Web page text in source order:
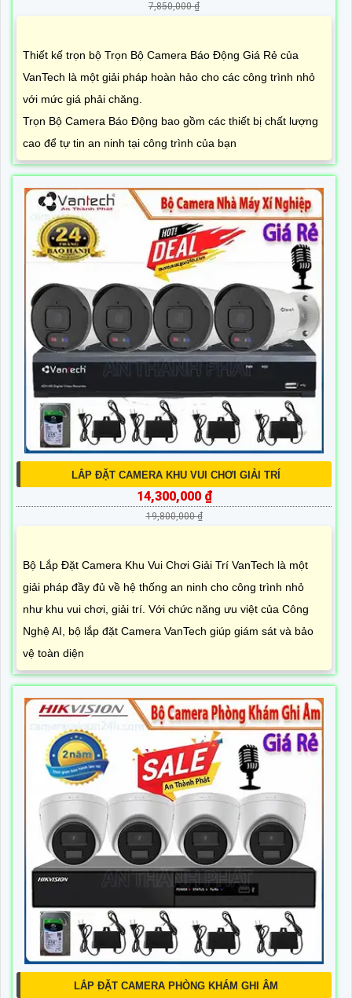
7,850,000 ₫
Thiết kế trọn bộ Trọn Bộ Camera Báo Động Giá Rẻ của
VanTech là một giải pháp hoàn hảo cho các công trình nhỏ
với mức giá phải chăng.
Trọn Bộ Camera Báo Động bao gồm các thiết bị chất lượng
cao để tự tin an ninh tại công trình của bạn
LẮP ĐẶT CAMERA KHU VUI CHƠI GIẢI TRÍ
14,300,000 ₫
19,800,000 ₫
Bộ Lắp Đặt Camera Khu Vui Chơi Giải Trí VanTech là một
giải pháp đầy đủ về hệ thống an ninh cho công trình nhỏ
như khu vui chơi, giải trí. Với chức năng ưu việt của Công
Nghệ AI, bộ lắp đặt Camera VanTech giúp giám sát và bảo
vệ toàn diện
LẮP ĐẶT CAMERA PHÒNG KHÁM GHI ÂM